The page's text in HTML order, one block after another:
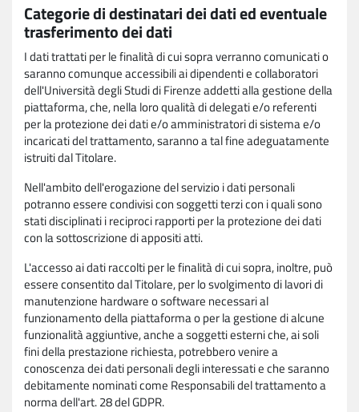
Categorie di destinatari dei dati ed eventuale
trasferimento dei dati
I dati trattati per le finalità di cui sopra verranno comunicati o
saranno comunque accessibili ai dipendenti e collaboratori
dell'Università degli Studi di Firenze addetti alla gestione della
piattaforma, che, nella loro qualità di delegati e/o referenti
per la protezione dei dati e/o amministratori di sistema e/o
incaricati del trattamento, saranno a tal fine adeguatamente
istruiti dal Titolare.
Nell'ambito dell'erogazione del servizio i dati personali
potranno essere condivisi con soggetti terzi con i quali sono
stati disciplinati i reciproci rapporti per la protezione dei dati
con la sottoscrizione di appositi atti.
L'accesso ai dati raccolti per le finalità di cui sopra, inoltre, può
essere consentito dal Titolare, per lo svolgimento di lavori di
manutenzione hardware o software necessari al
funzionamento della piattaforma o per la gestione di alcune
funzionalità aggiuntive, anche a soggetti esterni che, ai soli
fini della prestazione richiesta, potrebbero venire a
conoscenza dei dati personali degli interessati e che saranno
debitamente nominati come Responsabili del trattamento a
norma dell'art. 28 del GDPR.